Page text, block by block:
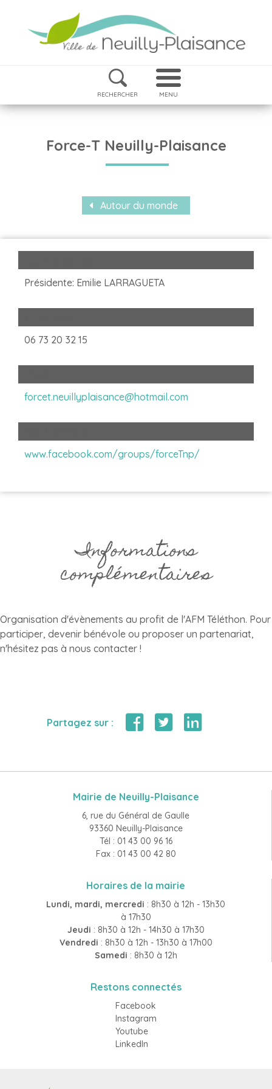
RECHERCHER MENU
Force-T Neuilly-Plaisance
Autour du monde
Présidente: Emilie LARRAGUETA
06 73 20 32 15
forcet.neuillyplaisance@hotmail.com
www.facebook.com/groups/forceTnp/
Informations
complémentaires
Organisation d'évènements au profit de l'AFM Téléthon. Pour
participer, devenir bénévole ou proposer un partenariat,
n'hésitez pas à nous contacter !
Partagez sur :
Mairie de Neuilly-Plaisance
6, rue du Général de Gaulle
93360 Neuilly-Plaisance
Tél : 01 43 00 96 16
Fax : 01 43 00 42 80
Horaires de la mairie
Lundi, mardi, mercredi : 8h30 à 12h - 13h30
à 17h30
Jeudi : 8h30 à 12h - 14h30 à 17h30
Vendredi : 8h30 à 12h - 13h30 à 17h00
Samedi : 8h30 à 12h
Restons connectés
Facebook
Instagram
Youtube
LinkedIn